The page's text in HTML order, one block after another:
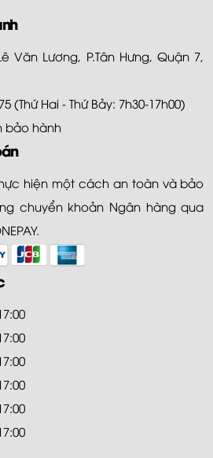
Văn Lương, P.Tân Hưng, Quận 7,
(Thứ Hai - Thứ Bảy: 7h30-17h00)
bảo hành
hiện một cách an toàn và bảo
chuyển khoản Ngân hàng qua